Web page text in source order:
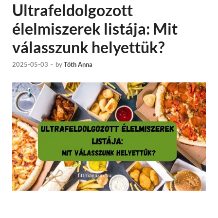
Ultrafeldolgozott
élelmiszerek listája: Mit
válasszunk helyettük?
2025-05-03 - byTóth Anna